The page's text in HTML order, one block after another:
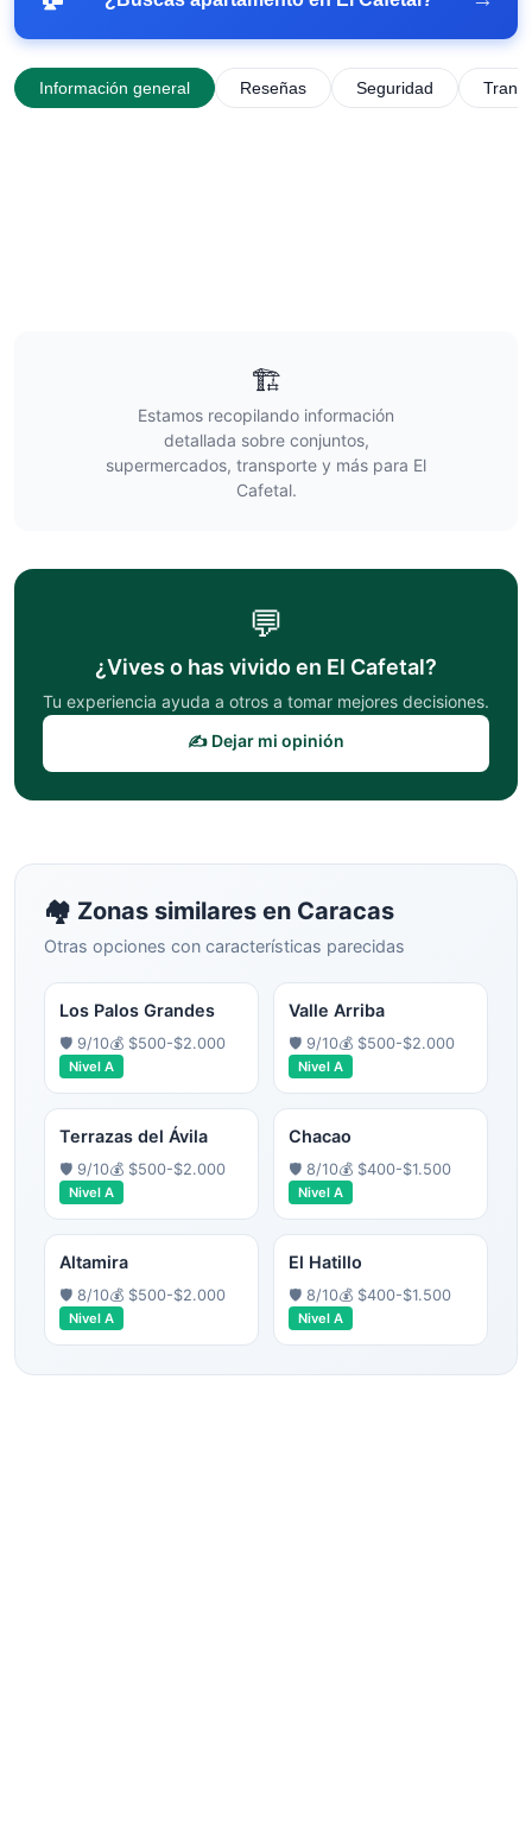
Información general Reseñas Seguridad
🏗️
Estamos recopilando información
detallada sobre conjuntos,
supermercados, transporte y más para El
Cafetal.
💬
¿Vives o has vivido en El Cafetal?
Tu experiencia ayuda a otros a tomar mejores decisiones.
✍️ Dejar mi opinión
🏘️ Zonas similares en Caracas
Otras opciones con características parecidas
Los Palos Grandes
🛡️ 9/10💰 $500-$2.000
Nivel A
Valle Arriba
🛡️ 9/10💰 $500-$2.000
Nivel A
Terrazas del Ávila
🛡️ 9/10💰 $500-$2.000
Nivel A
Chacao
🛡️ 8/10💰 $400-$1.500
Nivel A
Altamira
🛡️ 8/10💰 $500-$2.000
Nivel A
El Hatillo
🛡️ 8/10💰 $400-$1.500
Nivel A